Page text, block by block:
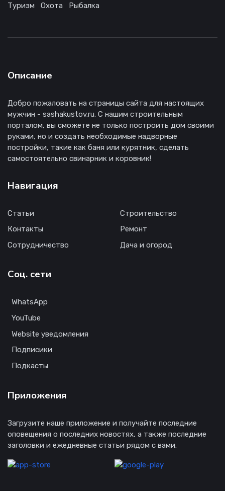
Туризм
Охота Рыбалка
Описание
Добро пожаловать на страницы сайта для настоящих
мужчин - sashakustov.ru. С нашим строительным
порталом, вы сможете не только построить дом своими
руками, но и создать необходимые надворные
постройки, такие как баня или курятник, сделать
самостоятельно свинарник и коровник!
Навигация
Статьи
Контакты
Сотрудничество
Строительство
Ремонт
Дача и огород
Соц. сети
WhatsApp
YouTube
Website уведомления
Подписики
Подкасты
Приложения
Загрузите наше приложение и получайте последние
оповещения о последних новостях, а также последние
заголовки и ежедневные статьи рядом с вами.